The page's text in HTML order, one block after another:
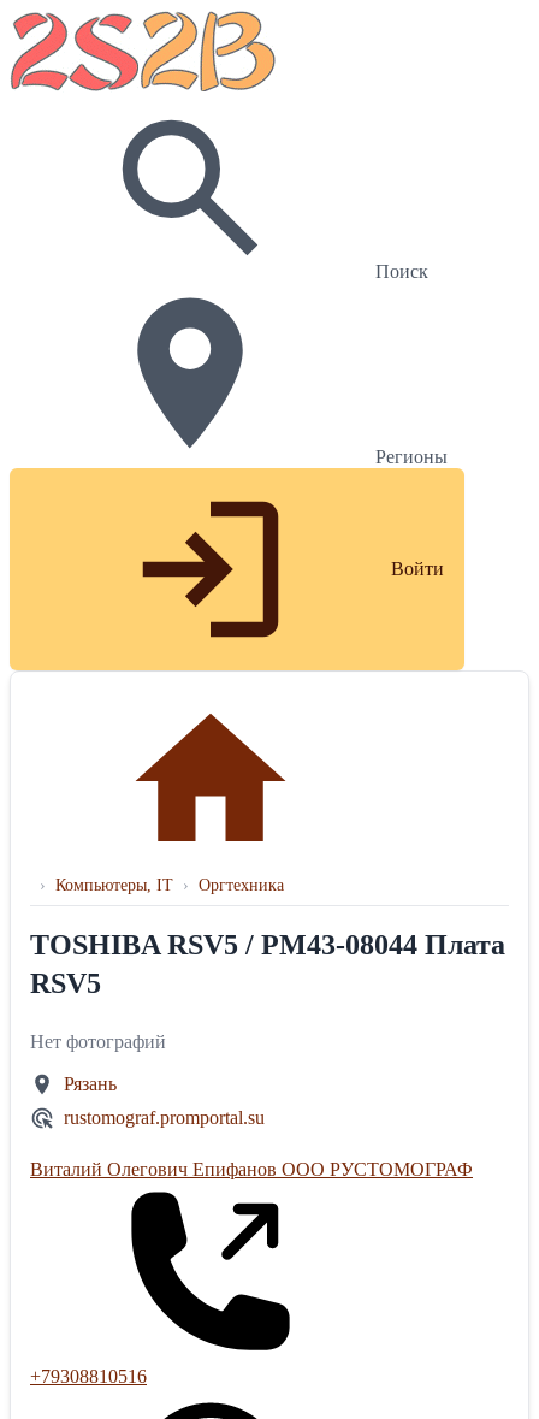
Поиск
Регионы
Войти
› Компьютеры, IT › Оргтехника
TOSHIBA RSV5 / PM43-08044 Плата
RSV5
Нет фотографий
Рязань
rustomograf.promportal.su
Виталий Олегович Епифанов ООО РУСТОМОГРАФ
+79308810516